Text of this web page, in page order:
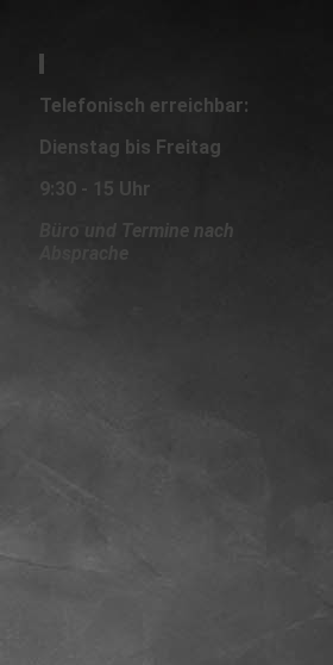
Telefonisch erreichbar:
Dienstag bis Freitag
9:30 - 15 Uhr
Büro und Termine nach